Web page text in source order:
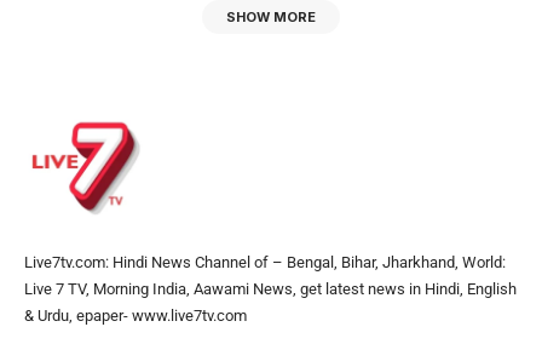
SHOW MORE
Live7tv.com: Hindi News Channel of – Bengal, Bihar, Jharkhand, World:
Live 7 TV, Morning India, Aawami News, get latest news in Hindi, English
& Urdu, epaper- www.live7tv.com